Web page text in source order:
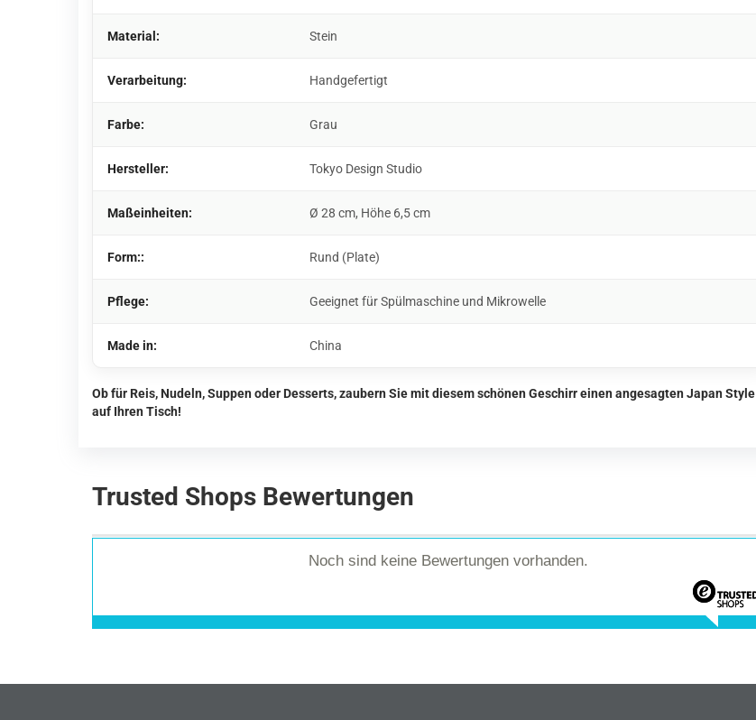
Material: Stein
Verarbeitung: Handgefertigt
Farbe: Grau
Hersteller: Tokyo Design Studio
Maßeinheiten: Ø 28 cm, Höhe 6,5 cm
Form:: Rund (Plate)
Pflege: Geeignet für Spülmaschine und Mikrowelle
Made in: China
Ob für Reis, Nudeln, Suppen oder Desserts, zaubern Sie mit diesem schönen Geschirr einen angesagten Japan Style
auf Ihren Tisch!
Trusted Shops Bewertungen
Noch sind keine Bewertungen vorhanden.